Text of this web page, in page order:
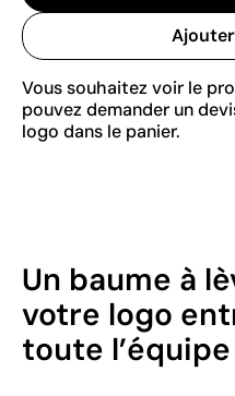
Vous souhaitez voir le
pouvez demander un
logo dans le panier.
Un baume à
votre logo
toute l’équipe